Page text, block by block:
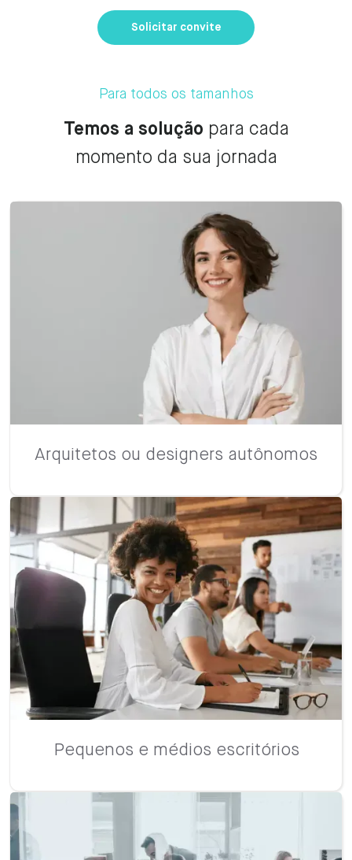
Solicitar convite
Para todos os tamanhos
Temos a solução para cada
momento da sua jornada
Arquitetos ou designers autônomos
Pequenos e médios escritórios